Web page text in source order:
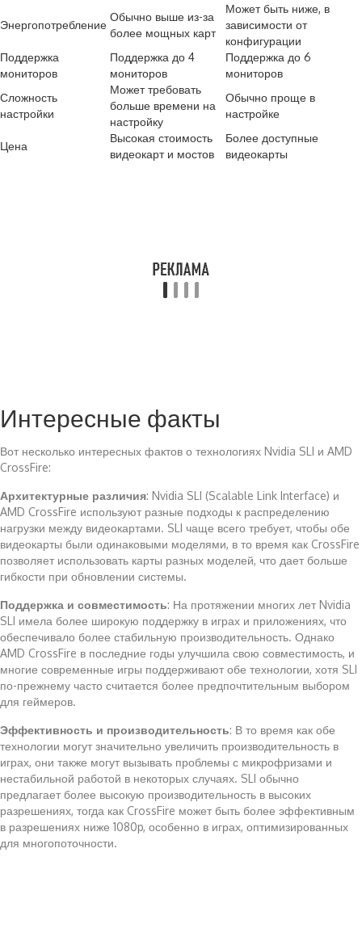
Энергопотребление
Обычно выше из-за
более мощных карт
Может быть ниже, в
зависимости от
конфигурации
Поддержка
мониторов
Поддержка до 4
мониторов
Поддержка до 6
мониторов
Сложность
настройки
Может требовать
больше времени на
настройку
Обычно проще в
настройке
Цена
Высокая стоимость
видеокарт и мостов
Более доступные
видеокарты
Интересные факты
Вот несколько интересных фактов о технологиях Nvidia SLI и AMD
CrossFire:
Архитектурные различия: Nvidia SLI (Scalable Link Interface) и
AMD CrossFire используют разные подходы к распределению
нагрузки между видеокартами. SLI чаще всего требует, чтобы обе
видеокарты были одинаковыми моделями, в то время как CrossFire
позволяет использовать карты разных моделей, что дает больше
гибкости при обновлении системы.
Поддержка и совместимость: На протяжении многих лет Nvidia
SLI имела более широкую поддержку в играх и приложениях, что
обеспечивало более стабильную производительность. Однако
AMD CrossFire в последние годы улучшила свою совместимость, и
многие современные игры поддерживают обе технологии, хотя SLI
по-прежнему часто считается более предпочтительным выбором
для геймеров.
Эффективность и производительность: В то время как обе
технологии могут значительно увеличить производительность в
играх, они также могут вызывать проблемы с микрофризами и
нестабильной работой в некоторых случаях. SLI обычно
предлагает более высокую производительность в высоких
разрешениях, тогда как CrossFire может быть более эффективным
в разрешениях ниже 1080p, особенно в играх, оптимизированных
для многопоточности.